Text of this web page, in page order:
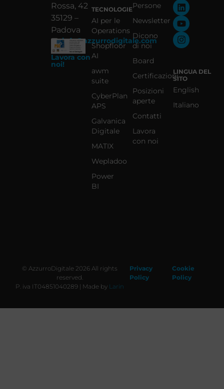
Rossa, 42
35129 –
Padova
info@azzurrodigitale.com
Lavora con
noi!
TECNOLOGIE
AI per le
Operations
Shopfloor
AI
awm
suite
CyberPlan
APS
Galvanica
Digitale
MATIX
Wepladoo
Power
BI
Persone
Newsletter
Dicono
di noi
Board
Certificazioni
Posizioni
aperte
Contatti
Lavora
con noi
LINGUA DEL
SITO
English
Italiano
© AzzurroDigitale 2026 All rights
reserved.
P. iva IT04851040289 | Made by Larin
Privacy
Policy
Cookie
Policy